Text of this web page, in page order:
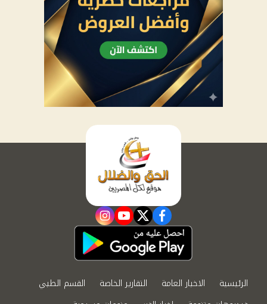
facebook
twitter
youtube
instagram
الرئيسية الاخبار العامة التقارير الخاصة
القسم الطبي